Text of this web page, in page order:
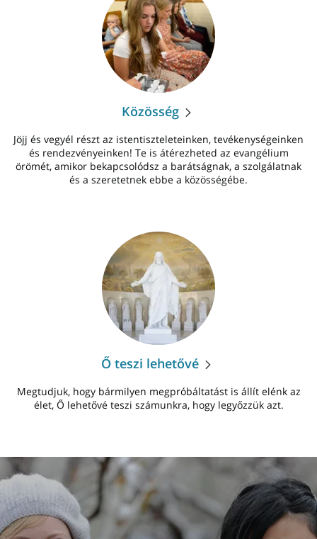
Közösség
Jöjj és vegyél részt az istentiszteleteinken, tevékenységeinken
és rendezvényeinken! Te is átérezheted az evangélium
örömét, amikor bekapcsolódsz a barátságnak, a szolgálatnak
és a szeretetnek ebbe a közösségébe.
Ő teszi lehetővé
Megtudjuk, hogy bármilyen megpróbáltatást is állít elénk az
élet, Ő lehetővé teszi számunkra, hogy legyőzzük azt.